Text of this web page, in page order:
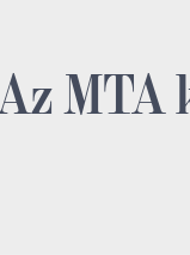
Az MTA